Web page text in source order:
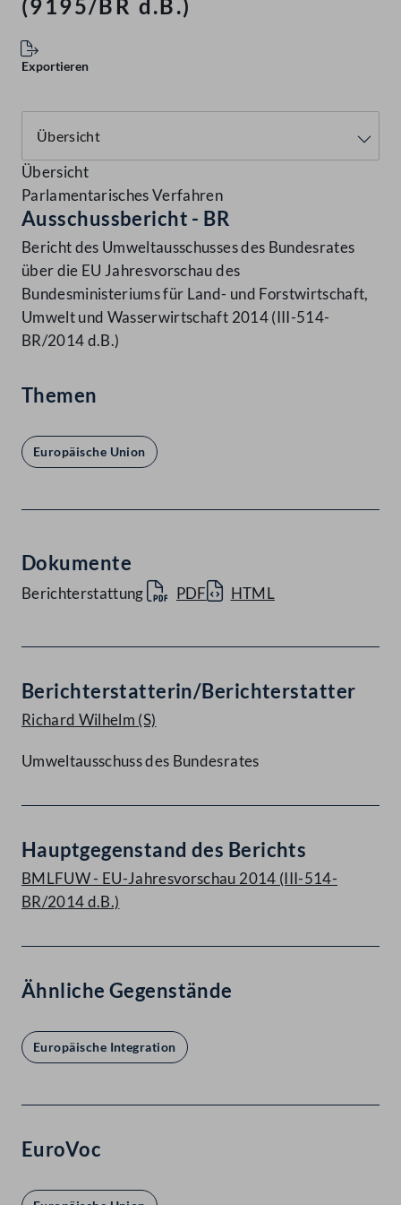
(9195/BR d.B.)
Exportieren
Übersicht
Parlamentarisches Verfahren
Ausschussbericht - BR
Bericht des Umweltausschusses des Bundesrates
über die EU Jahresvorschau des
Bundesministeriums für Land- und Forstwirtschaft,
Umwelt und Wasserwirtschaft 2014 (III-514-
BR/2014 d.B.)
Themen
Europäische Union
Dokumente
Berichterstattung PDF HTML
Berichterstatterin/Berichterstatter
Richard Wilhelm (S)
Umweltausschuss des Bundesrates
Hauptgegenstand des Berichts
BMLFUW - EU-Jahresvorschau 2014 (III-514-
BR/2014 d.B.)
Ähnliche Gegenstände
Europäische Integration
EuroVoc